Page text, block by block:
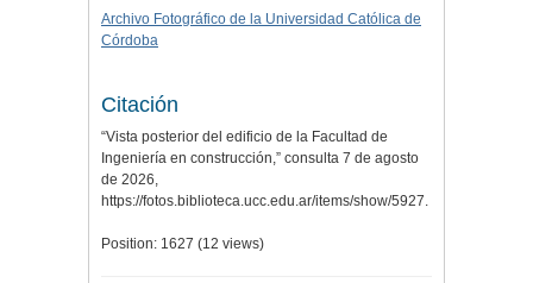
Archivo Fotográfico de la Universidad Católica de
Córdoba
Citación
“Vista posterior del edificio de la Facultad de
Ingeniería en construcción,” consulta 7 de agosto
de 2026,
https://fotos.biblioteca.ucc.edu.ar/items/show/5927.
Position: 1627 (12 views)